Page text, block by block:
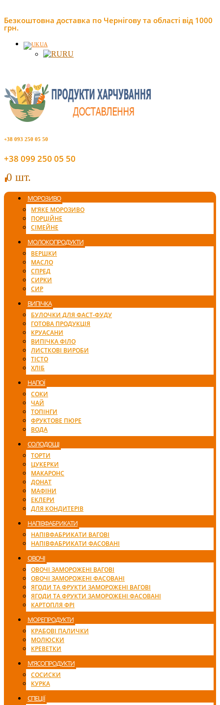
Безкоштовна доставка по Чернігову та області від 1000
грн.
UA
RU
+38 093 250 05 50
+38 099 250 05 50
00 шт.
МОРОЗИВО
М’ЯКЕ МОРОЗИВО
ПОРЦІЙНЕ
СІМЕЙНЕ
МОЛОКОПРОДУКТИ
ВЕРШКИ
МАСЛО
СПРЕД
СИРКИ
СИР
ВИПІЧКА
БУЛОЧКИ ДЛЯ ФАСТ-ФУДУ
ГОТОВА ПРОДУКЦІЯ
КРУАСАНИ
ВИПІЧКА ФІЛО
ЛИСТКОВІ ВИРОБИ
ТІСТО
ХЛІБ
НАПОЇ
СОКИ
ЧАЙ
ТОПІНГИ
ФРУКТОВЕ ПЮРЕ
ВОДА
СОЛОДОЩІ
ТОРТИ
ЦУКЕРКИ
МАКАРОНС
ДОНАТ
МАФІНИ
ЕКЛЕРИ
ДЛЯ КОНДИТЕРІВ
НАПІВФАБРИКАТИ
НАПІВФАБРИКАТИ ВАГОВІ
НАПІВФАБРИКАТИ ФАСОВАНІ
ОВОЧІ
ОВОЧІ ЗАМОРОЖЕНІ ВАГОВІ
ОВОЧІ ЗАМОРОЖЕНІ ФАСОВАНІ
ЯГОДИ ТА ФРУКТИ ЗАМОРОЖЕНІ ВАГОВІ
ЯГОДИ ТА ФРУКТИ ЗАМОРОЖЕНІ ФАСОВАНІ
КАРТОПЛЯ ФРІ
МОРЕПРОДУКТИ
КРАБОВІ ПАЛИЧКИ
МОЛЮСКИ
КРЕВЕТКИ
М’ЯСОПРОДУКТИ
СОСИСКИ
КУРКА
СПЕЦІЇ